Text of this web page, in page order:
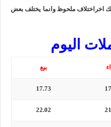
اخراختلاف ملحوظ وانما يختلف بعض
اليوم
بيع
17.73
22.02